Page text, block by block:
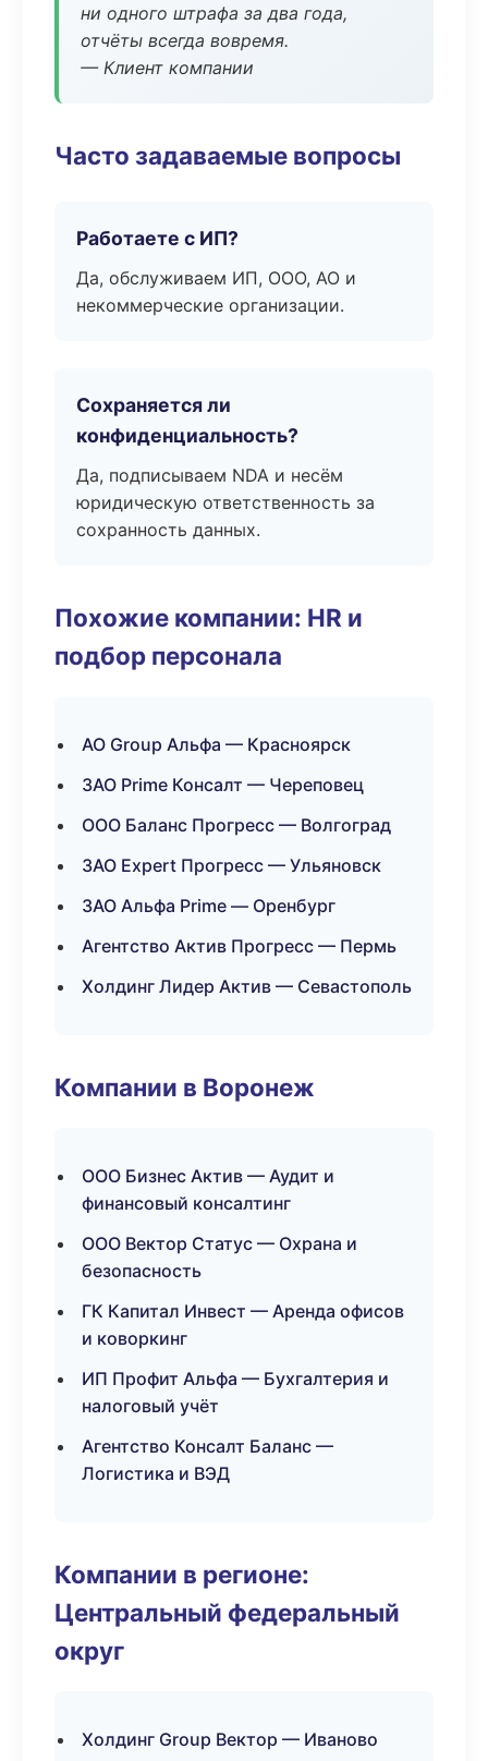
ни одного штрафа за два года,
отчёты всегда вовремя.
— Клиент компании
Часто задаваемые вопросы
Работаете с ИП?
Да, обслуживаем ИП, ООО, АО и
некоммерческие организации.
Сохраняется ли
конфиденциальность?
Да, подписываем NDA и несём
юридическую ответственность за
сохранность данных.
Похожие компании: HR и
подбор персонала
АО Group Альфа — Красноярск
ЗАО Prime Консалт — Череповец
ООО Баланс Прогресс — Волгоград
ЗАО Expert Прогресс — Ульяновск
ЗАО Альфа Prime — Оренбург
Агентство Актив Прогресс — Пермь
Холдинг Лидер Актив — Севастополь
Компании в Воронеж
ООО Бизнес Актив — Аудит и
финансовый консалтинг
ООО Вектор Статус — Охрана и
безопасность
ГК Капитал Инвест — Аренда офисов
и коворкинг
ИП Профит Альфа — Бухгалтерия и
налоговый учёт
Агентство Консалт Баланс —
Логистика и ВЭД
Компании в регионе:
Центральный федеральный
округ
Холдинг Group Вектор — Иваново